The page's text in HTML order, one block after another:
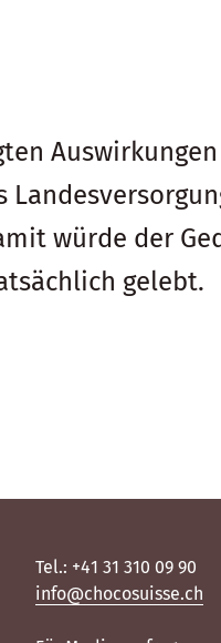
würde der
gelebt.
Tel.: +41 31 310 09 90
info@chocosuisse.ch